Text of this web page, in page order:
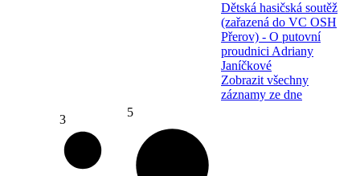
Dětská hasičská soutěž
(zařazená do VC OSH
Přerov) - O putovní
proudnici Adriany
Janíčkové
Zobrazit všechny
záznamy ze dne
3
5